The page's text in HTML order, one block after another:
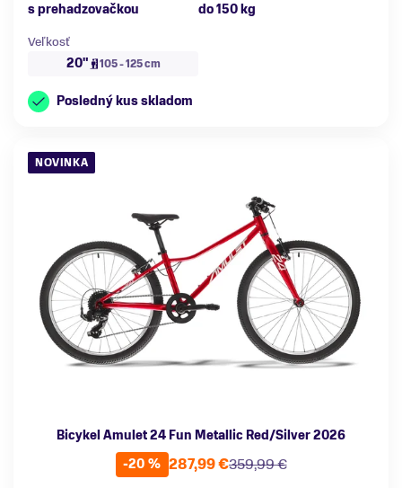
s prehadzovačkou
do 150 kg
Veľkosť
20"
105 - 125 cm
Posledný kus skladom
NOVINKA
Bicykel Amulet 24 Fun Metallic Red/Silver 2026
-20 %
359,99 €
287,99 €